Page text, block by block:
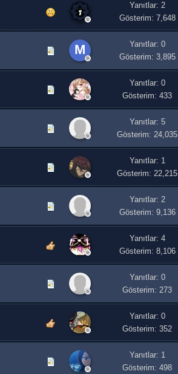
Yanıtlar: 2
Gösterim: 7,648
M
Yanıtlar: 0
Gösterim: 3,895
Yanıtlar: 0
Gösterim: 433
Yanıtlar: 5
Gösterim: 24,035
Yanıtlar: 1
Gösterim: 22,215
Yanıtlar: 2
Gösterim: 9,136
Yanıtlar: 4
Gösterim: 8,106
Yanıtlar: 0
Gösterim: 273
Yanıtlar: 0
Gösterim: 352
Yanıtlar: 1
Gösterim: 498